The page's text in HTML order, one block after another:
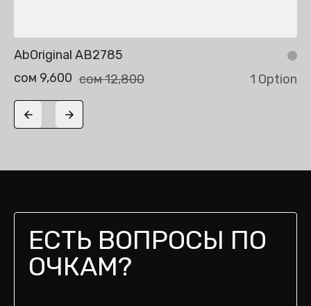
AbOriginal AB2785
сом 9,600 сом 12,800 1 Option
Previous slide
Next slide
ЕСТЬ ВОПРОСЫ ПО
ОЧКАМ?